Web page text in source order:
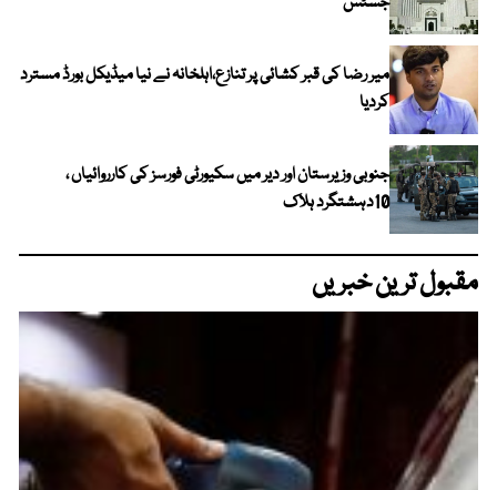
میر رضا کی قبر کشائی پر تنازع،اہلخانہ نے نیا میڈیکل بورڈ مسترد
کردیا
جنوبی وزیرستان اور دیر میں سکیورٹی فورسز کی کارروائیاں ،
10دہشتگرد ہلاک
مقبول ترین خبریں